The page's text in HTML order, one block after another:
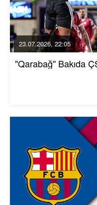
23.07.2026, 22:05
"Qarabağ" Bakıda